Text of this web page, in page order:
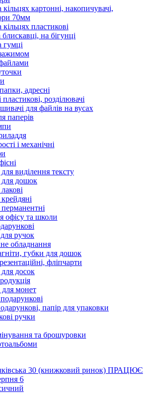
картонні, накопичувачі,
70мм
пластикові
на бігунці
адресні
розділювачі
для файлів на вусах
паперів
і механічні
виділення тексту
дошок
офісу та школи
ручок
обладнання
губки для дошок
фліпчарти
досок
монет
папір для упаковки
ручки
та брошуровки
30 (книжковий ринок) ПРАЦЮЄ
6